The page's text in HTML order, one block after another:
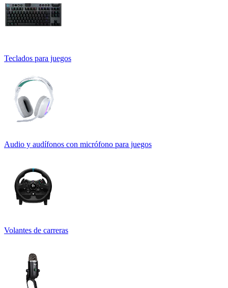
Teclados para juegos
Audio y audífonos con micrófono para juegos
Volantes de carreras